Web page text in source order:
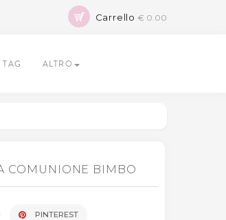
Carrello € 0.00
ALTRO
COMUNIONE BIMBO
PINTEREST